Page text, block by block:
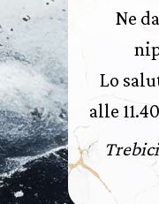
Ne
Lo
alle